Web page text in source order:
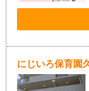
にじいろ保育園